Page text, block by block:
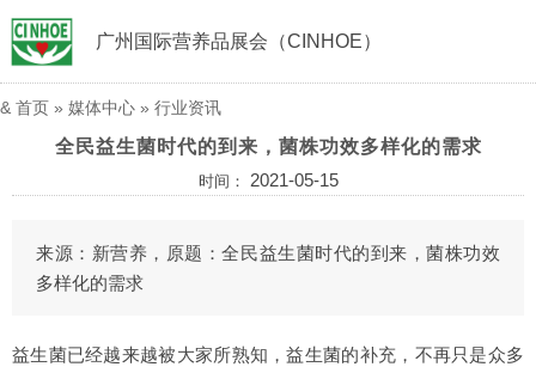
广州国际营养品展会（CINHOE）
& 首页 » 媒体中心 » 行业资讯
全民益生菌时代的到来，菌株功效多样化的需求
时间： 2021-05-15
来源：新营养，原题：全民益生菌时代的到来，菌株功效
多样化的需求
益生菌已经越来越被大家所熟知，益生菌的补充，不再只是众多